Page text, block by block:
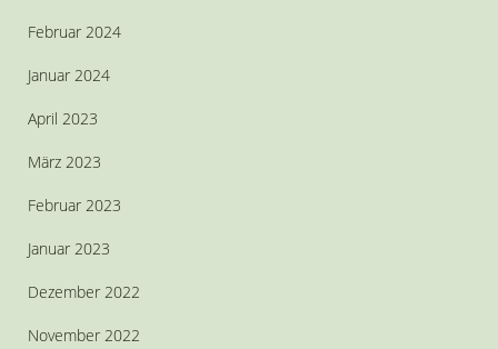
Februar 2024
Januar 2024
April 2023
März 2023
Februar 2023
Januar 2023
Dezember 2022
November 2022